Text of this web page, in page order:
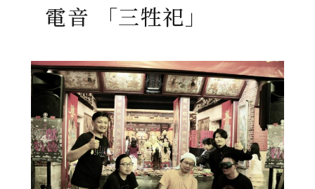
電音 「三牲祀」